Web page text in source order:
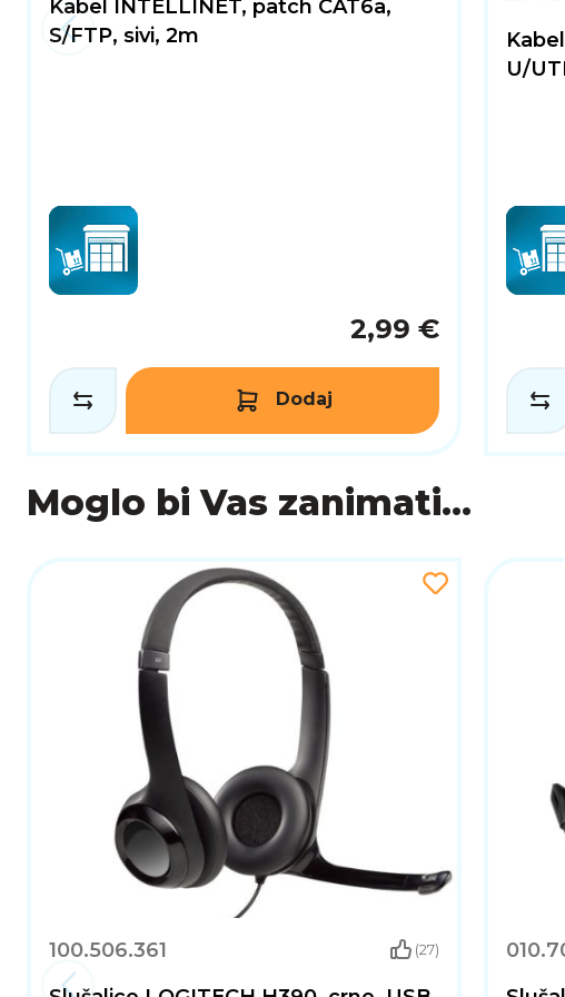
Kabel INTELLINET, patch CAT6a,
S/FTP, sivi, 2m
2,99 €
Dodaj
U/
Moglo bi Vas zanimati...
100.506.361 (27)